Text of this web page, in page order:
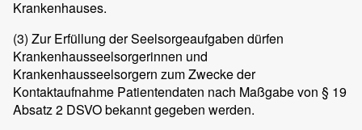
Krankenhauses.
(3) Zur Erfüllung der Seelsorgeaufgaben dürfen
Krankenhausseelsorgerinnen und
Krankenhausseelsorgern zum Zwecke der
Kontaktaufnahme Patientendaten nach Maßgabe von § 19
Absatz 2 DSVO bekannt gegeben werden.